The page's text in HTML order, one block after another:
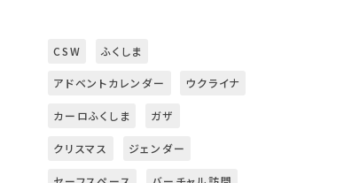
CSW ふくしま
アドベントカレンダー ウクライナ
カーロふくしま ガザ
クリスマス ジェンダー